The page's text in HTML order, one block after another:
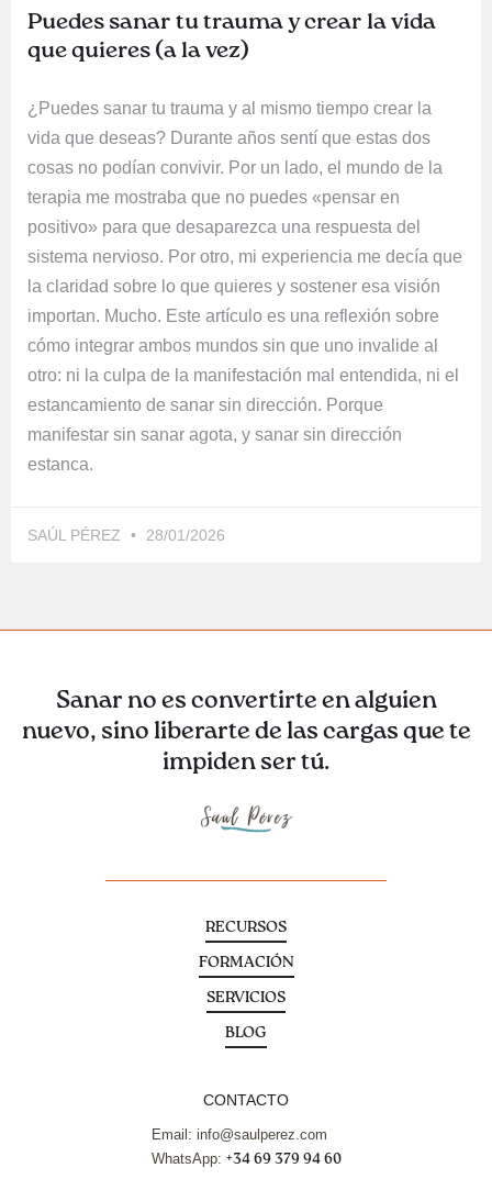
Puedes sanar tu trauma y crear la vida
que quieres (a la vez)
¿Puedes sanar tu trauma y al mismo tiempo crear la
vida que deseas? Durante años sentí que estas dos
cosas no podían convivir. Por un lado, el mundo de la
terapia me mostraba que no puedes «pensar en
positivo» para que desaparezca una respuesta del
sistema nervioso. Por otro, mi experiencia me decía que
la claridad sobre lo que quieres y sostener esa visión
importan. Mucho. Este artículo es una reflexión sobre
cómo integrar ambos mundos sin que uno invalide al
otro: ni la culpa de la manifestación mal entendida, ni el
estancamiento de sanar sin dirección. Porque
manifestar sin sanar agota, y sanar sin dirección
estanca.
SAÚL PÉREZ 28/01/2026
Sanar no es convertirte en alguien
nuevo, sino liberarte de las cargas que te
impiden ser tú.
RECURSOS
FORMACIÓN
SERVICIOS
BLOG
CONTACTO
Email: info@saulperez.com
WhatsApp: +34 69 379 94 60